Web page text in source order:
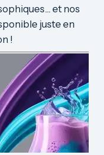
et nos
juste en
!